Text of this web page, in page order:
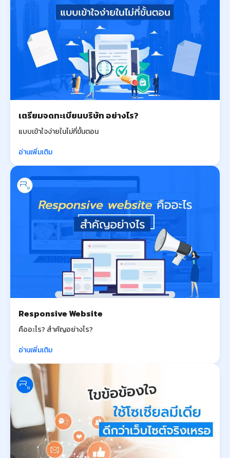
เตรียมจดทะเบียนบริษัท อย่างไร?
แบบเข้าใจง่ายในไม่กี่ขั้นตอน
อ่านเพิ่มเติม
Responsive Website
คืออะไร? สำคัญอย่างไร?
อ่านเพิ่มเติม